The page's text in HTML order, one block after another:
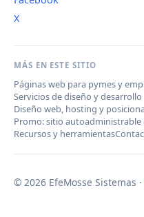
X
MÁS EN ESTE SITIO
Páginas web para pymes y
Servicios de diseño y desarrollo
Diseño web, hosting y
Promo: sitio autoadministrable
Recursos y herramientas
© 2026 EfeMosse Sistemas ·